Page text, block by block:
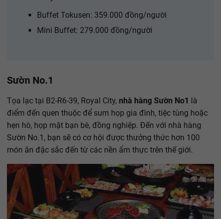
Buffet Tokusen: 359.000 đồng/người
Mini Buffet: 279.000 đồng/người
Sườn No.1
Tọa lạc tại B2-R6-39, Royal City, nhà hàng Sườn No1 là
điểm đến quen thuộc để sum họp gia đình, tiệc tùng hoặc
hẹn hò, họp mặt bạn bè, đồng nghiệp. Đến với nhà hàng
Sườn No.1, bạn sẽ có cơ hội được thưởng thức hơn 100
món ăn đặc sắc đến từ các nền ẩm thực trên thế giới.